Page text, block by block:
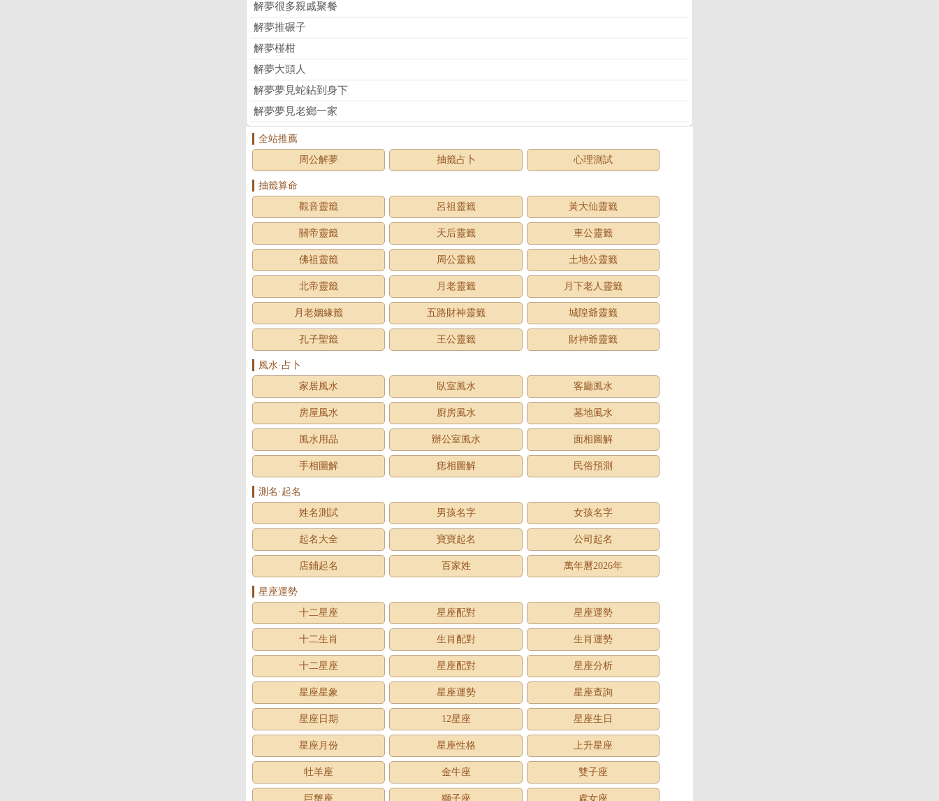
解夢很多親戚聚餐
解夢推碾子
解夢椪柑
解夢大頭人
解夢夢見蛇鉆到身下
解夢夢見老鄉一家
全站推薦
周公解夢
抽籤占卜 心理測試
抽籤算命
觀音靈籤
呂祖靈籤 黃大仙靈籤
關帝靈籤 天后靈籤 車公靈籤
佛祖靈籤 周公靈籤 土地公靈籤
北帝靈籤 月老靈籤 月下老人靈籤
月老姻緣籤 五路財神靈籤 城隍爺靈籤
孔子聖籤 王公靈籤 財神爺靈籤
風水·占卜
家居風水
臥室風水 客廳風水
房屋風水 廚房風水 墓地風水
風水用品 辦公室風水 面相圖解
手相圖解 痣相圖解 民俗預測
測名·起名
姓名測試
男孩名字 女孩名字
起名大全 寶寶起名 公司起名
店鋪起名 百家姓 萬年曆2026年
星座運勢
十二星座
星座配對 星座運勢
十二生肖 生肖配對 生肖運勢
十二星座 星座配對 星座分析
星座星象 星座運勢 星座查詢
星座日期 12星座 星座生日
星座月份 星座性格 上升星座
牡羊座 金牛座 雙子座
巨蟹座 獅子座 處女座